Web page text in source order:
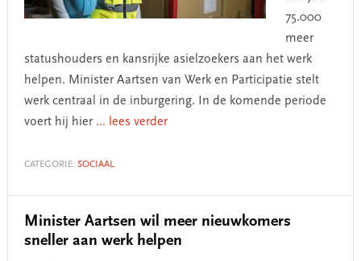
75.000
meer
statushouders en kansrijke asielzoekers aan het werk
helpen. Minister Aartsen van Werk en Participatie stelt
werk centraal in de inburgering. In de komende periode
voert hij hier ... lees verder
CATEGORIE: SOCIAAL
Minister Aartsen wil meer nieuwkomers
sneller aan werk helpen